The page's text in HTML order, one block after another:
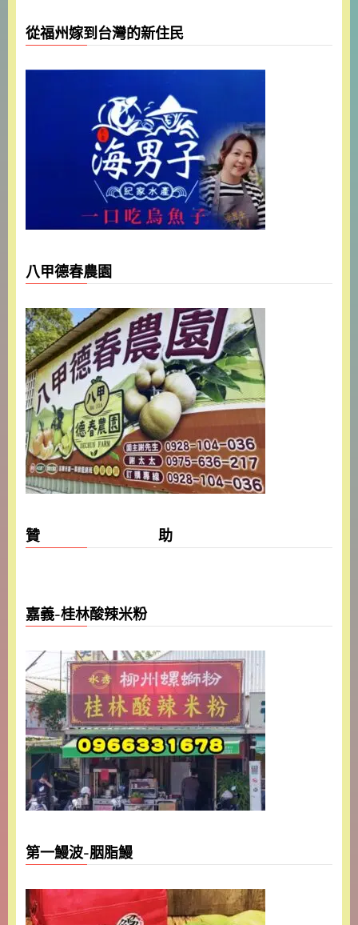
從福州嫁到台灣的新住民
八甲德春農園
贊 助
嘉義-桂林酸辣米粉
第一鰻波-胭脂鰻